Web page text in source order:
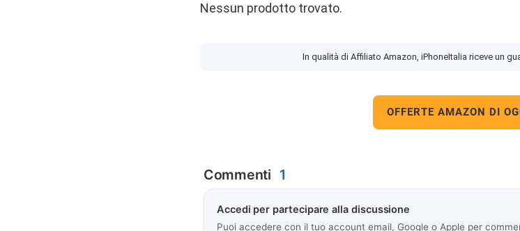
Nessun prodotto trovato.
In qualità di Affiliato Amazon, iPhoneItalia riceve un
OFFERTE AMAZON DI
Commenti 1
Accedi per partecipare alla discussione
Puoi accedere con il tuo account email, Google o Apple per